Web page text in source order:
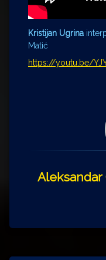
Kristijan Ugrina
Matić
https://youtu.be/
Aleksandar